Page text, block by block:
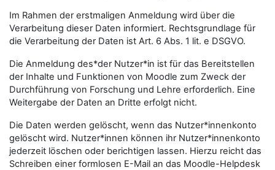
Im Rahmen der erstmaligen Anmeldung wird über die
Verarbeitung dieser Daten informiert. Rechtsgrundlage für
die Verarbeitung der Daten ist Art. 6 Abs. 1 lit. e DSGVO.
Die Anmeldung des*der Nutzer*in ist für das Bereitstellen
der Inhalte und Funktionen von Moodle zum Zweck der
Durchführung von Forschung und Lehre erforderlich. Eine
Weitergabe der Daten an Dritte erfolgt nicht.
Die Daten werden gelöscht, wenn das Nutzer*innenkonto
gelöscht wird. Nutzer*innen können ihr Nutzer*innenkonto
jederzeit löschen oder berichtigen lassen. Hierzu reicht das
Schreiben einer formlosen E-Mail an das Moodle-Helpdesk